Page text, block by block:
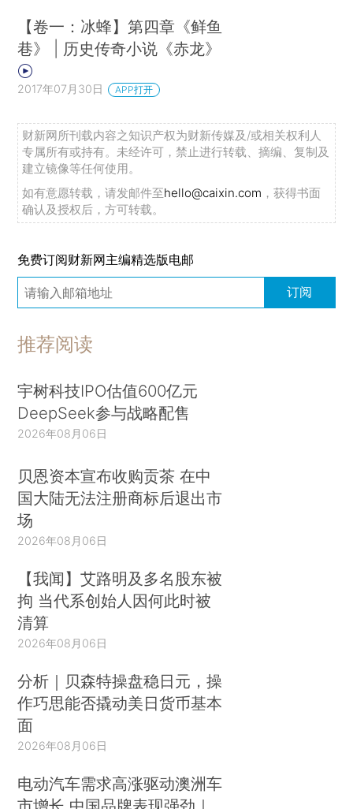
【卷一：冰蜂】第四章《鲜鱼
巷》 | 历史传奇小说《赤龙》
2017年07月30日 APP打开
财新网所刊载内容之知识产权为财新传媒及/或相关权利人
专属所有或持有。未经许可，禁止进行转载、摘编、复制及
建立镜像等任何使用。
如有意愿转载，请发邮件至hello@caixin.com ，获得书面
确认及授权后，方可转载。
免费订阅财新网主编精选版电邮
订阅
推荐阅读
宇树科技IPO估值600亿元
DeepSeek参与战略配售
2026年08月06日
贝恩资本宣布收购贡茶 在中
国大陆无法注册商标后退出市
场
2026年08月06日
【我闻】艾路明及多名股东被
拘 当代系创始人因何此时被
清算
2026年08月06日
分析｜贝森特操盘稳日元，操
作巧思能否撬动美日货币基本
面
2026年08月06日
电动汽车需求高涨驱动澳洲车